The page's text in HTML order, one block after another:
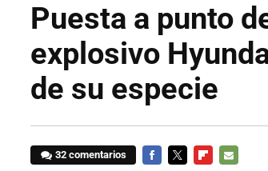
Puesta a punto
explosivo
de su especie
32 comentarios